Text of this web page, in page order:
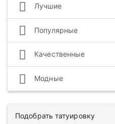
Лучшие
Популярные
Качественные
Модные
Подобрать татуировку